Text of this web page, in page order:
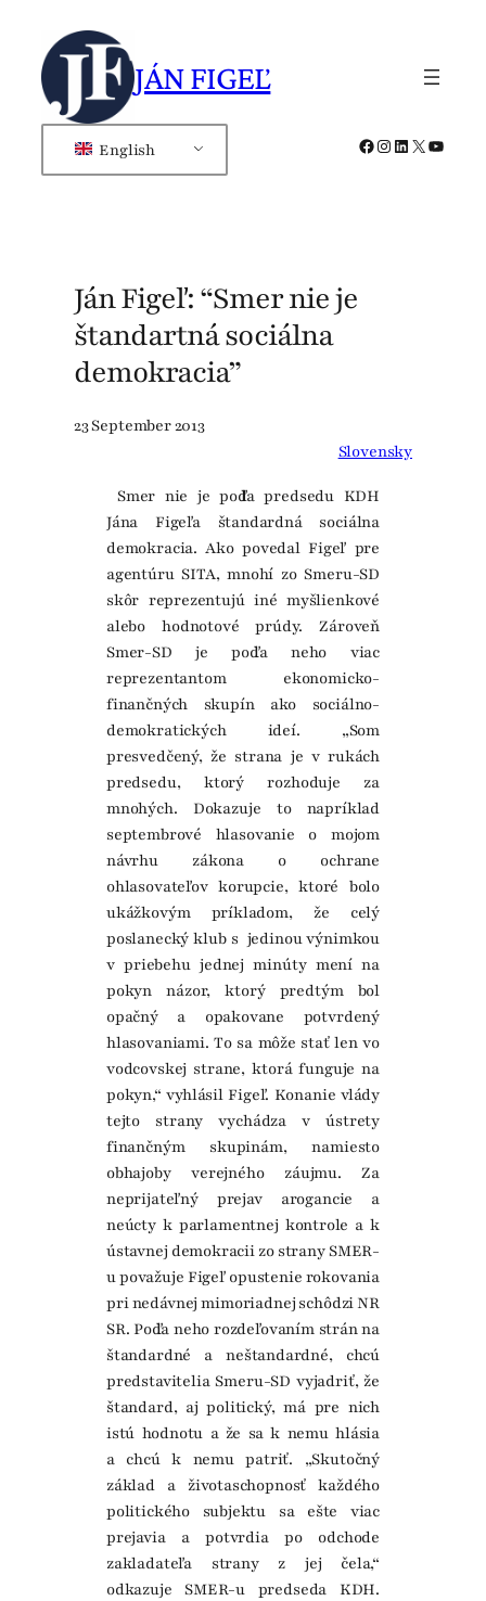
content
JÁN FIGEĽ
English Facebook
Instagram
LinkedIn
X
Ján Figeľ: “Smer nie je
štandartná sociálna
demokracia”
23 September 2013
Slovensky
Smer nie je podľa predsedu KDH
Jána Figeľa štandardná sociálna
demokracia. Ako povedal Figeľ pre
agentúru SITA, mnohí zo Smeru-SD
skôr reprezentujú iné myšlienkové
alebo hodnotové prúdy. Zároveň
Smer-SD je podľa neho viac
reprezentantom ekonomicko-
finančných skupín ako sociálno-
demokratických ideí. „Som
presvedčený, že strana je v rukách
predsedu, ktorý rozhoduje za
mnohých. Dokazuje to napríklad
septembrové hlasovanie o mojom
návrhu zákona o ochrane
ohlasovateľov korupcie, ktoré bolo
ukážkovým príkladom, že celý
poslanecký klub s jedinou výnimkou
v priebehu jednej minúty mení na
pokyn názor, ktorý predtým bol
opačný a opakovane potvrdený
hlasovaniami. To sa môže stať len vo
vodcovskej strane, ktorá funguje na
pokyn,“ vyhlásil Figeľ. Konanie vlády
tejto strany vychádza v ústrety
finančným skupinám, namiesto
obhajoby verejného záujmu. Za
neprijateľný prejav arogancie a
neúcty k parlamentnej kontrole a k
ústavnej demokracii zo strany SMER-
u považuje Figeľ opustenie rokovania
pri nedávnej mimoriadnej schôdzi NR
SR. Podľa neho rozdeľovaním strán na
štandardné a neštandardné, chcú
predstavitelia Smeru-SD vyjadriť, že
štandard, aj politický, má pre nich
istú hodnotu a že sa k nemu hlásia
a chcú k nemu patriť. „Skutočný
základ a životaschopnosť každého
politického subjektu sa ešte viac
prejavia a potvrdia po odchode
zakladateľa strany z jej čela,“
odkazuje SMER-u predseda KDH.